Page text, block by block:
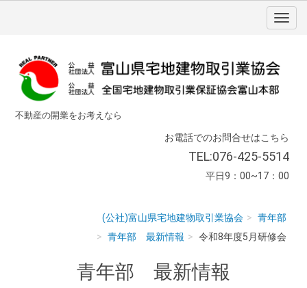
不動産の開業をお考えなら
お電話でのお問合せはこちら
TEL:076-425-5514
平日9：00~17：00
(公社)富山県宅地建物取引業協会
青年部
青年部 最新情報
令和8年度5月研修会
青年部 最新情報